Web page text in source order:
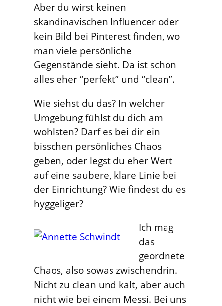
Aber du wirst keinen
skandinavischen Influencer oder
kein Bild bei Pinterest finden, wo
man viele persönliche
Gegenstände sieht. Da ist schon
alles eher “perfekt” und “clean”.
Wie siehst du das? In welcher
Umgebung fühlst du dich am
wohlsten? Darf es bei dir ein
bisschen persönliches Chaos
geben, oder legst du eher Wert
auf eine saubere, klare Linie bei
der Einrichtung? Wie findest du es
hyggeliger?
Ich mag
das
geordnete
Chaos, also sowas zwischendrin.
Nicht zu clean und kalt, aber auch
nicht wie bei einem Messi. Bei uns